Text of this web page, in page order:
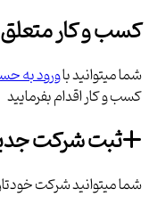
کسب و کار
شما میتوانید باورود به
کسب و کار اقدام بفرمایید
ثبت شرکت
شما میتوانید شرکت